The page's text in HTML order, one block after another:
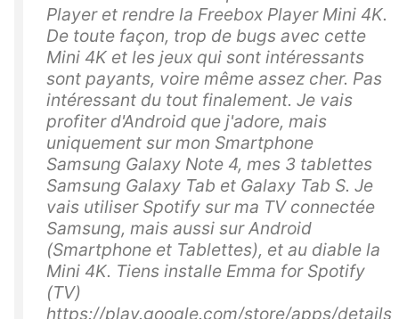
Player et rendre la Freebox Player Mini 4K.
De toute façon, trop de bugs avec cette
Mini 4K et les jeux qui sont intéressants
sont payants, voire même assez cher. Pas
intéressant du tout finalement. Je vais
profiter d'Android que j'adore, mais
uniquement sur mon Smartphone
Samsung Galaxy Note 4, mes 3 tablettes
Samsung Galaxy Tab et Galaxy Tab S. Je
vais utiliser Spotify sur ma TV connectée
Samsung, mais aussi sur Android
(Smartphone et Tablettes), et au diable la
Mini 4K. Tiens installe Emma for Spotify
(TV)
https://play.google.com/store/apps/details